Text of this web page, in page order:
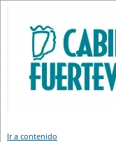
Ir a contenido